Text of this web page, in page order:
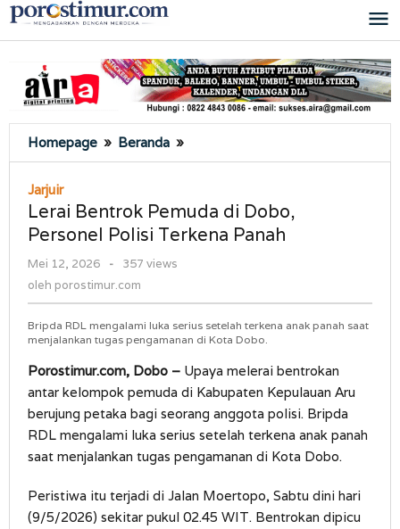
Lewati
ke
Homepage » Beranda »
Bentrok
Dobo,
Personel
Panah
Jarjuir
Lerai Bentrok Pemuda di Dobo,
Personel Polisi Terkena Panah
Mei 12, 2026
oleh
-
357 views
oleh porostimur.com
Bripda RDL mengalami luka serius setelah terkena anak panah saat
menjalankan tugas pengamanan di Kota Dobo.
Porostimur.com, Dobo – Upaya melerai bentrokan
antar kelompok pemuda di Kabupaten Kepulauan Aru
berujung petaka bagi seorang anggota polisi. Bripda
RDL mengalami luka serius setelah terkena anak panah
saat menjalankan tugas pengamanan di Kota Dobo.
Peristiwa itu terjadi di Jalan Moertopo, Sabtu dini hari
(9/5/2026) sekitar pukul 02.45 WIT. Bentrokan dipicu